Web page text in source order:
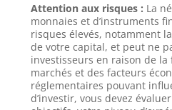
Attention aux risques : La
monnaies et d’instruments
risques élevés, notamment
de votre capital, et peut ne
investisseurs en raison de
marchés et des facteurs
réglementaires pouvant
d’investir, vous devez